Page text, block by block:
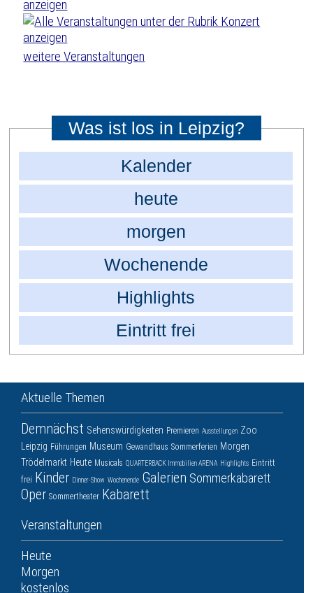
weitere Veranstaltungen
Was ist los in Leipzig?
Kalender
heute
morgen
Wochenende
Highlights
Eintritt frei
Aktuelle Themen
Demnächst Sehenswürdigkeiten Premieren Ausstellungen Zoo
Leipzig Führungen Museum Gewandhaus Sommerferien Morgen
Trödelmarkt Heute Musicals QUARTERBACK Immobilien ARENA Highlights Eintritt
frei Kinder Dinner-Show Wochenende Galerien Sommerkabarett
Oper Sommertheater Kabarett
Veranstaltungen
Heute
Morgen
kostenlos